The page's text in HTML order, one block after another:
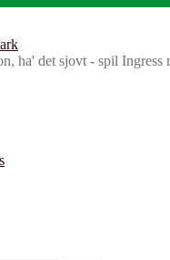
ha' det sjovt - spil Ingress